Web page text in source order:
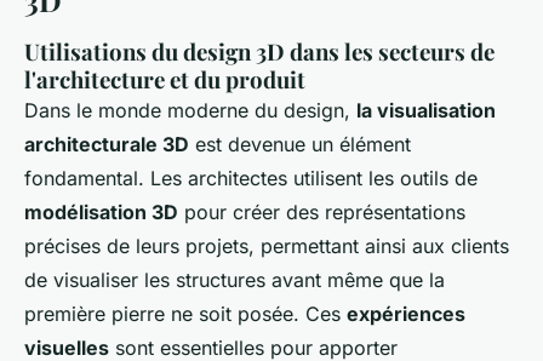
Utilisations du design 3D dans les secteurs de
l'architecture et du produit
Dans le monde moderne du design, la visualisation
architecturale 3D est devenue un élément
fondamental. Les architectes utilisent les outils de
modélisation 3D pour créer des représentations
précises de leurs projets, permettant ainsi aux clients
de visualiser les structures avant même que la
première pierre ne soit posée. Ces expériences
visuelles sont essentielles pour apporter